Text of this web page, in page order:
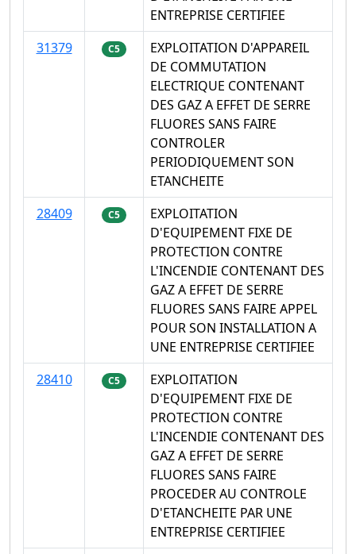
ENTREPRISE CERTIFIEE
31379
C5
EXPLOITATION D'APPAREIL
DE COMMUTATION
ELECTRIQUE CONTENANT
DES GAZ A EFFET DE SERRE
FLUORES SANS FAIRE
CONTROLER
PERIODIQUEMENT SON
ETANCHEITE
28409
C5
EXPLOITATION
D'EQUIPEMENT FIXE DE
PROTECTION CONTRE
L'INCENDIE CONTENANT DES
GAZ A EFFET DE SERRE
FLUORES SANS FAIRE APPEL
POUR SON INSTALLATION A
UNE ENTREPRISE CERTIFIEE
28410
C5
EXPLOITATION
D'EQUIPEMENT FIXE DE
PROTECTION CONTRE
L'INCENDIE CONTENANT DES
GAZ A EFFET DE SERRE
FLUORES SANS FAIRE
PROCEDER AU CONTROLE
D'ETANCHEITE PAR UNE
ENTREPRISE CERTIFIEE